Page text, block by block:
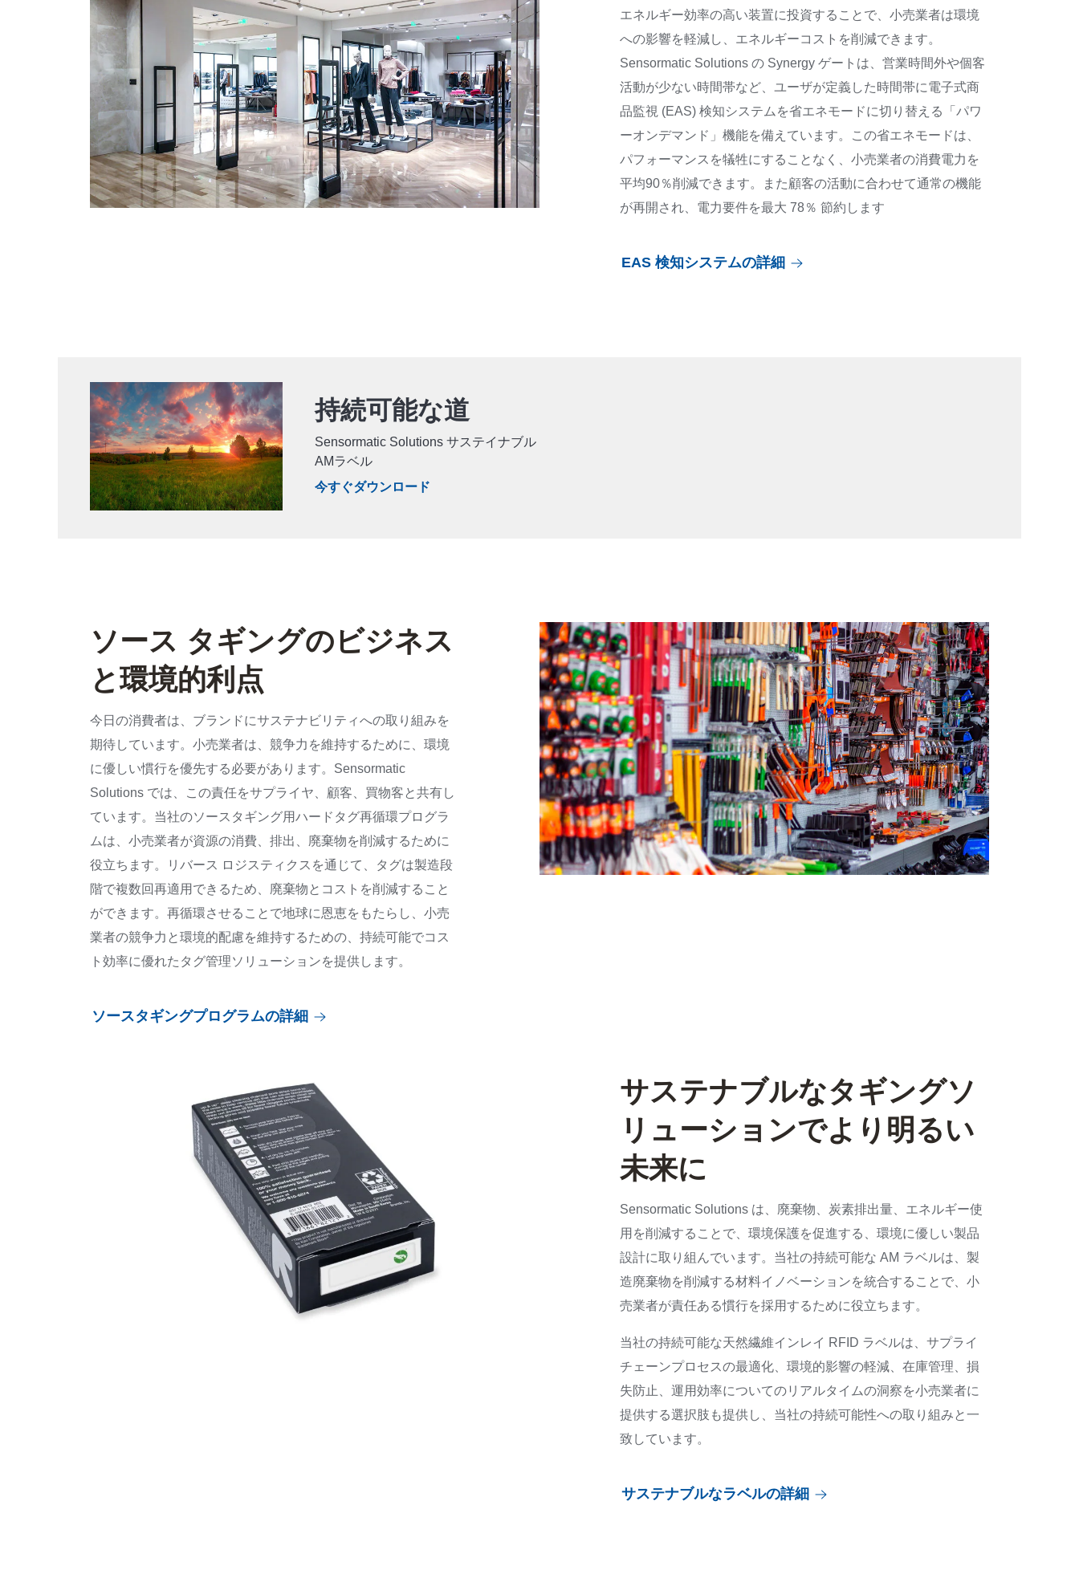
エネルギー効率の高い装置に投資することで、小売業者は環境
への影響を軽減し、エネルギーコストを削減できます。
Sensormatic Solutions の Synergy ゲートは、営業時間外や個客
活動が少ない時間帯など、ユーザが定義した時間帯に電子式商
品監視 (EAS) 検知システムを省エネモードに切り替える「パワ
ーオンデマンド」機能を備えています。この省エネモードは、
パフォーマンスを犠牲にすることなく、小売業者の消費電力を
平均90％削減できます。また顧客の活動に合わせて通常の機能
が再開され、電力要件を最大 78％ 節約します
EAS 検知システムの詳細
持続可能な道
Sensormatic Solutions サステイナブル
AMラベル
今すぐダウンロード
ソース タギングのビジネス
と環境的利点
今日の消費者は、ブランドにサステナビリティへの取り組みを
期待しています。小売業者は、競争力を維持するために、環境
に優しい慣行を優先する必要があります。Sensormatic
Solutions では、この責任をサプライヤ、顧客、買物客と共有し
ています。当社のソースタギング用ハードタグ再循環プログラ
ムは、小売業者が資源の消費、排出、廃棄物を削減するために
役立ちます。リバース ロジスティクスを通じて、タグは製造段
階で複数回再適用できるため、廃棄物とコストを削減すること
ができます。再循環させることで地球に恩恵をもたらし、小売
業者の競争力と環境的配慮を維持するための、持続可能でコス
ト効率に優れたタグ管理ソリューションを提供します。
ソースタギングプログラムの詳細
サステナブルなタギングソ
リューションでより明るい
未来に
Sensormatic Solutions は、廃棄物、炭素排出量、エネルギー使
用を削減することで、環境保護を促進する、環境に優しい製品
設計に取り組んでいます。当社の持続可能な AM ラベルは、製
造廃棄物を削減する材料イノベーションを統合することで、小
売業者が責任ある慣行を採用するために役立ちます。
当社の持続可能な天然繊維インレイ RFID ラベルは、サプライ
チェーンプロセスの最適化、環境的影響の軽減、在庫管理、損
失防止、運用効率についてのリアルタイムの洞察を小売業者に
提供する選択肢も提供し、当社の持続可能性への取り組みと一
致しています。
サステナブルなラベルの詳細